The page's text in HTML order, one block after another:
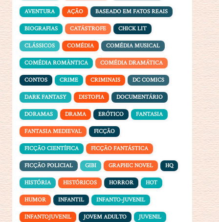
AVENTURA AÇÃO BASEADO EM FATOS REAIS
BIOGRAFIAS CATÁSTROFE CHICK LIT
CLÁSSICOS COMÉDIA COMÉDIA MUSICAL
COMÉDIA ROMÂNTICA COMÉDIA DRAMÁTICA
CONTOS CRIME CRIMINAIS DC COMICS
DARK FANTASY DISTOPIA DOCUMENTÁRIO
DORAMAS DRAMA ERÓTICO FANTASIA
FANTASIA MEDIEVAL FICÇÃO
FICÇÃO CIENTÍFICA FICÇÃO FANTÁSTICA
FICÇÃO POLICIAL GIBI GRAPHIC NOVEL HQ
HISTÓRIA HISTÓRICOS HORROR HOT
HUMOR INFANTIL INFANTO-JUVENIL
INFANTOJUVENIL JOVEM ADULTO JUVENIL